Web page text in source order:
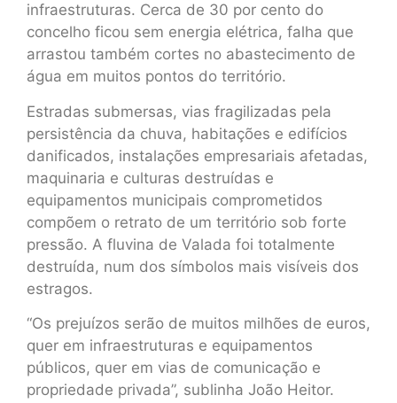
infraestruturas. Cerca de 30 por cento do
concelho ficou sem energia elétrica, falha que
arrastou também cortes no abastecimento de
água em muitos pontos do território.
Estradas submersas, vias fragilizadas pela
persistência da chuva, habitações e edifícios
danificados, instalações empresariais afetadas,
maquinaria e culturas destruídas e
equipamentos municipais comprometidos
compõem o retrato de um território sob forte
pressão. A fluvina de Valada foi totalmente
destruída, num dos símbolos mais visíveis dos
estragos.
“Os prejuízos serão de muitos milhões de euros,
quer em infraestruturas e equipamentos
públicos, quer em vias de comunicação e
propriedade privada”, sublinha João Heitor.